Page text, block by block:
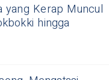
yang Kerap Muncul
hingga